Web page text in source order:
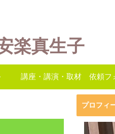
楽真生子
講座・講演・取材 依頼フ
プロフィ